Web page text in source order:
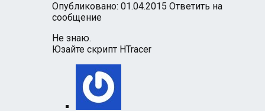
Опубликовано: 01.04.2015 Ответить на
сообщение
Не знаю.
Юзайте скрипт HTracer